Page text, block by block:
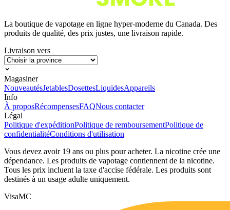
La boutique de vapotage en ligne hyper-moderne du Canada. Des
produits de qualité, des prix justes, une livraison rapide.
Livraison vers
Magasiner
NouveautésJetablesDosettesLiquidesAppareils
Info
À proposRécompensesFAQNous contacter
Légal
Politique d'expéditionPolitique de remboursementPolitique de
confidentialitéConditions d'utilisation
Vous devez avoir 19 ans ou plus pour acheter. La nicotine crée une
dépendance. Les produits de vapotage contiennent de la nicotine.
Tous les prix incluent la taxe d'accise fédérale. Les produits sont
destinés à un usage adulte uniquement.
VisaMC